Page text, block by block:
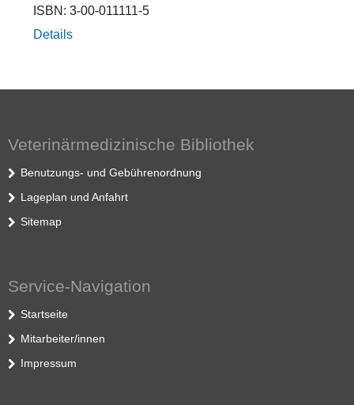
ISBN: 3-00-011111-5
Details
Veterinärmedizinische Bibliothek
Benutzungs- und Gebührenordnung
Lageplan und Anfahrt
Sitemap
Service-Navigation
Startseite
Mitarbeiter/innen
Impressum